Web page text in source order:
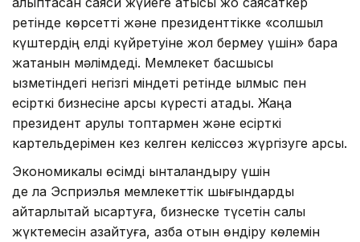
ретінде көрсетті және президенттікке «солшыл
күштердің елді күйретуіне жол бермеу үшін» бара
жатқанын мәлімдеді. Мемлекет басшысы
қызметіндегі негізгі міндеті ретінде қылмыс пен
есірткі бизнесіне қарсы күресті атады. Жаңа
президент қарулы топтармен және есірткі
картельдерімен кез келген келіссөз жүргізуге қарсы.
Экономикалық өсімді ынталандыру үшін
де ла Эсприэлья мемлекеттік шығындарды
айтарлықтай қысқартуға, бизнеске түсетін салық
жүктемесін азайтуға, қазба отын өндіру көлемін